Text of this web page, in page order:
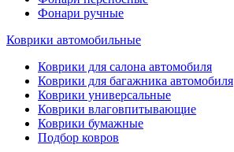
Фонари ручные
Коврики автомобильные
Коврики для салона автомобиля
Коврики для багажника автомобиля
Коврики универсальные
Коврики влаговпитывающие
Коврики бумажные
Подбор ковров